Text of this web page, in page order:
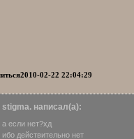
2010-02-22 22:04:29
stigma. написал(а):
а если нет?хд
ибо действительно нет